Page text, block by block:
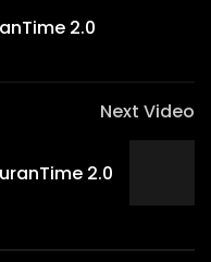
2.0
Next Video
2.0